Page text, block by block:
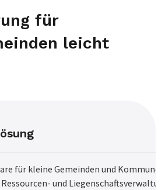
für
leicht
für kleine Gemeinden und
und